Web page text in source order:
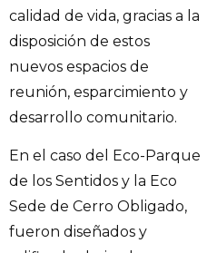
calidad de vida, gracias a la
disposición de estos
nuevos espacios de
reunión, esparcimiento y
desarrollo comunitario.
En el caso del Eco-Parque
de los Sentidos y la Eco
Sede de Cerro Obligado,
fueron diseñados y